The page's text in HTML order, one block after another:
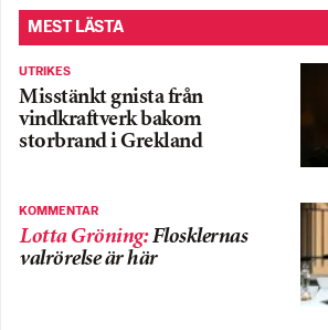
MEST LÄSTA
UTRIKES
Misstänkt gnista från
vindkraftverk bakom
storbrand i Grekland
KOMMENTAR
Lotta Gröning:Flosklernas
valrörelse är här